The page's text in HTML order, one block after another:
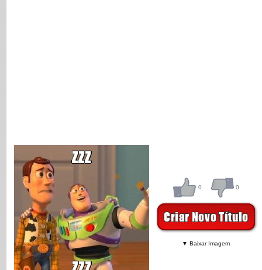
0 0
▼ Baixar Imagem